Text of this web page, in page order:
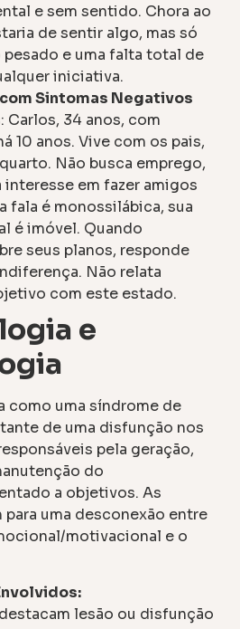
e sem sentido. Chora ao
de sentir algo, mas só
pesado e uma falta total de
iniciativa.
Sintomas Negativos
: Carlos, 34 anos, com
10 anos. Vive com os pais,
Não busca emprego,
interesse em fazer amigos
fala é monossilábica, sua
é imóvel. Quando
seus planos, responde
Não relata
com este estado.
e
como uma síndrome de
de uma disfunção nos
pela geração,
do
a objetivos. As
uma desconexão entre
motivacional e o
lesão ou disfunção